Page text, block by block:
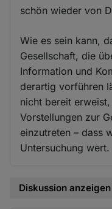
schön wieder von
Wie es sein kann,
Gesellschaft, die
Information und
derartig vorführen
nicht bereit
Vorstellungen zur
einzutreten – dass
Untersuchung wert.
Diskussion anzeigen